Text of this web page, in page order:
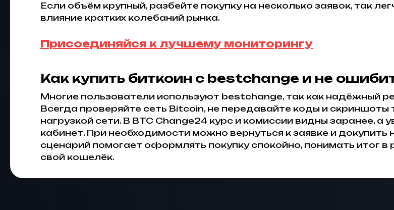
Если объём крупный, разбейте покупку на несколько заявок, так
влияние кратких колебаний рынка.
Присоединяйся к лучшему мониторингу
Как купить биткоин с bestchange и не
Многие пользователи используют bestchange, так как надёжный
Всегда проверяйте сеть Bitcoin, не передавайте коды и
нагрузкой сети. В BTC Change24 курс и комиссии видны заранее, а
кабинет. При необходимости можно вернуться к заявке и
сценарий помогает оформлять покупку спокойно, понимать итог в
свой кошелёк.